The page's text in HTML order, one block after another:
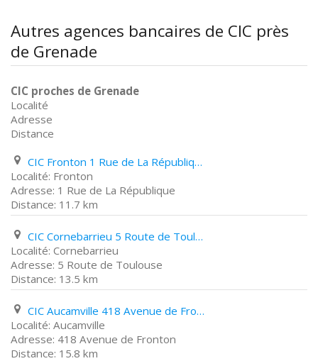
Autres agences bancaires de CIC près
de Grenade
CIC proches de Grenade
Localité
Adresse
Distance
CIC Fronton 1 Rue de La République
Fronton
1 Rue de La République
11.7 km
CIC Cornebarrieu 5 Route de Toulouse
Cornebarrieu
5 Route de Toulouse
13.5 km
CIC Aucamville 418 Avenue de Fronton
Aucamville
418 Avenue de Fronton
15.8 km